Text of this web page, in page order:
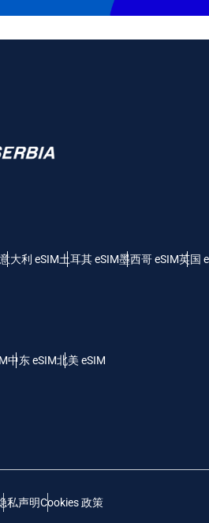
without
意大利 eSIM土耳其 eSIM墨西哥 eSIM英国
中东 eSIM北美 eSIM
私声明Cookies 政策
电子邮件